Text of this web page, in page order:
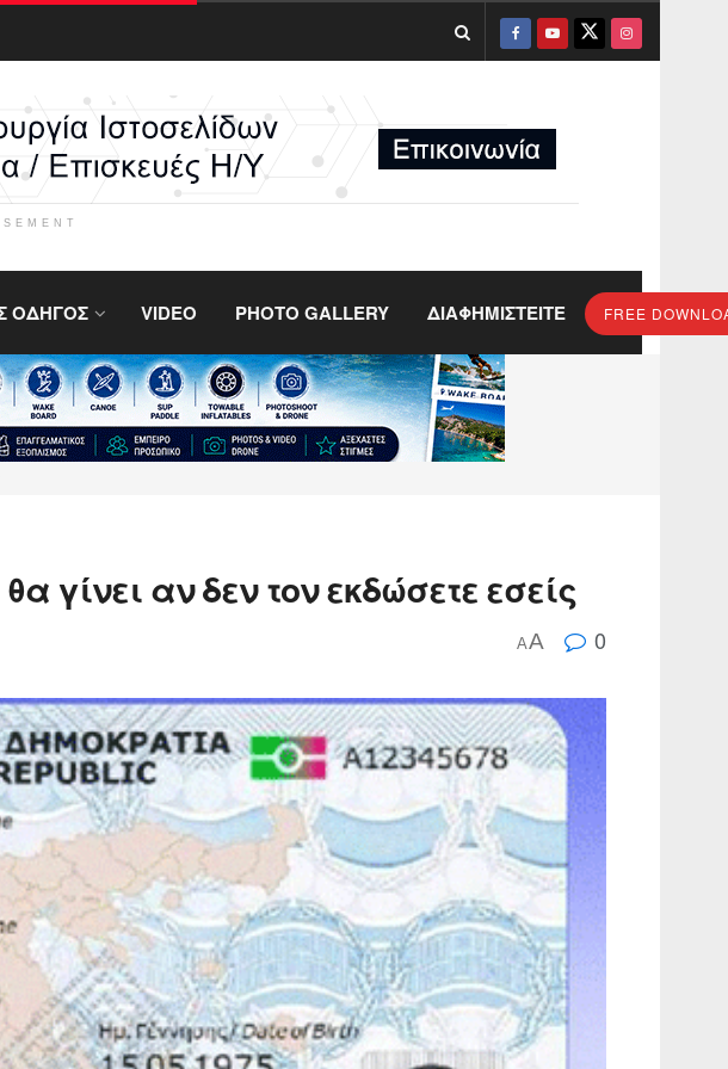
ΟΔΗΓΟΣ VIDEO PHOTO GALLERY ΔΙΑΦΗΜΙΣΤΕΙΤΕ FREE
γίνει αν δεν τον εκδώσετε εσείς
AA 0